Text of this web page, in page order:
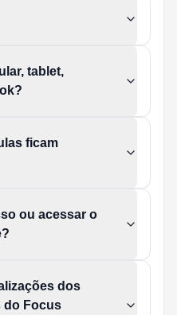
tablet,
ficam
ou acessar o
dos
do Focus